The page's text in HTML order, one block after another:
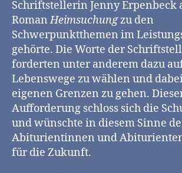
Schriftstellerin Jenny Erpenbeck
RomanHeimsuchungzu den
Schwerpunktthemen im
gehörte. Die Worte der
forderten unter anderem dazu
Lebenswege zu wählen und
eigenen Grenzen zu gehen.
Aufforderung schloss sich die
und wünschte in diesem Sinne
Abiturientinnen und
für die Zukunft.